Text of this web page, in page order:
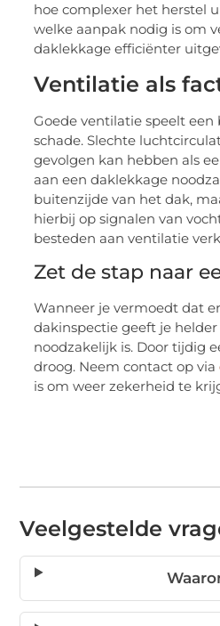
hoe complexer het herstel
welke aanpak nodig is om
daklekkage efficiënter
Ventilatie als
Goede ventilatie speelt
schade. Slechte
gevolgen kan hebben als
aan een daklekkage
buitenzijde van het dak,
hierbij op signalen van
besteden aan ventilatie
Zet de stap naar
Wanneer je vermoedt dat
dakinspectie geeft je
noodzakelijk is. Door tijdig
droog. Neem contact op via
is om weer zekerheid te
Veelgestelde